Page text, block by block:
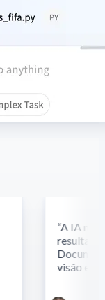
A IA
resultados
visão e